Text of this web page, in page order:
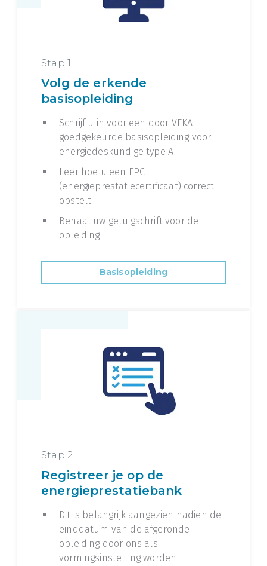
Stap 1
Volg de erkende
basisopleiding
Schrijf u in voor een door VEKA
goedgekeurde basisopleiding voor
energiedeskundige type A
Leer hoe u een EPC
(energieprestatiecertificaat) correct
opstelt
Behaal uw getuigschrift voor de
opleiding
Basisopleiding
Stap 2
Registreer je op de
energieprestatiebank
Dit is belangrijk aangezien nadien de
einddatum van de afgeronde
opleiding door ons als
vormingsinstelling worden